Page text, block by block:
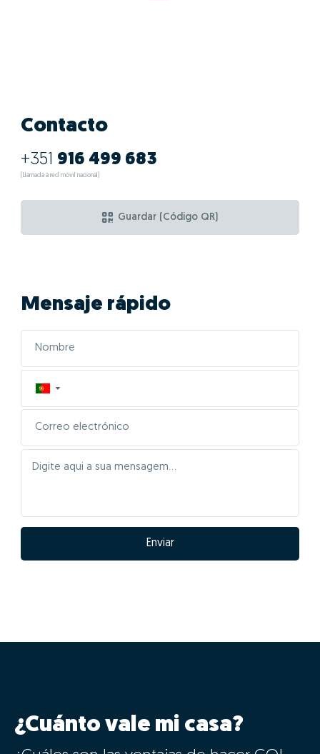
Contacto
+351 916 499 683
(Llamada a red móvil nacional)
Guardar (Código QR)
Mensaje rápido
▼
Enviar
¿Cuánto vale mi casa?